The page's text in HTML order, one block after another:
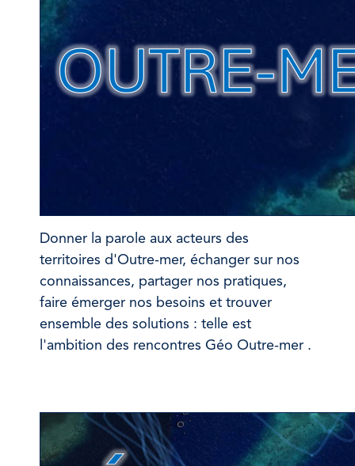
Donner la parole aux acteurs des
territoires d'Outre-mer, échanger sur nos
connaissances, partager nos pratiques,
faire émerger nos besoins et trouver
ensemble des solutions : telle est
l'ambition des rencontres Géo Outre-mer .